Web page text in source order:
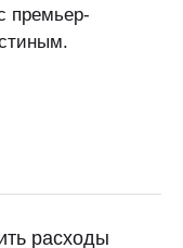
премьер-
расходы